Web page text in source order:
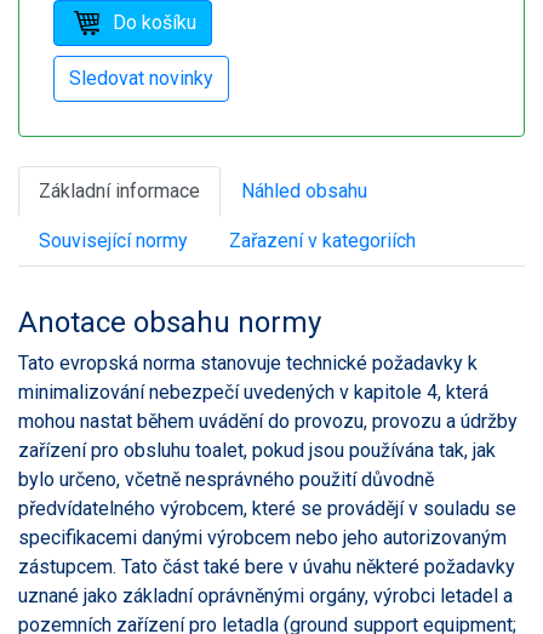
Základní informace Náhled obsahu
Související normy Zařazení v kategoriích
Anotace obsahu normy
Tato evropská norma stanovuje technické požadavky k
minimalizování nebezpečí uvedených v kapitole 4, která
mohou nastat během uvádění do provozu, provozu a údržby
zařízení pro obsluhu toalet, pokud jsou používána tak, jak
bylo určeno, včetně nesprávného použití důvodně
předvídatelného výrobcem, které se provádějí v souladu se
specifikacemi danými výrobcem nebo jeho autorizovaným
zástupcem. Tato část také bere v úvahu některé požadavky
uznané jako základní oprávněnými orgány, výrobci letadel a
pozemních zařízení pro letadla (ground support equipment;